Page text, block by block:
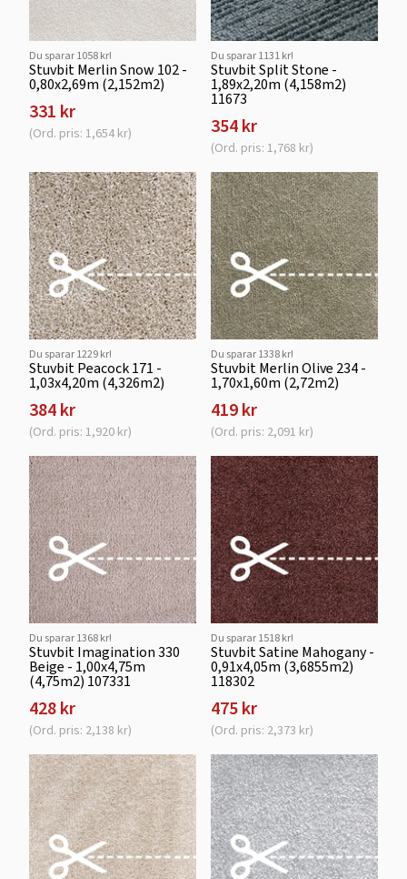
Du sparar 1058 kr!
Stuvbit Merlin Snow 102 -
0,80x2,69m (2,152m2)
331 kr
(Ord. pris: 1,654 kr)
Du sparar 1131 kr!
Stuvbit Split Stone -
1,89x2,20m (4,158m2)
11673
354 kr
(Ord. pris: 1,768 kr)
Du sparar 1229 kr!
Stuvbit Peacock 171 -
1,03x4,20m (4,326m2)
384 kr
(Ord. pris: 1,920 kr)
Du sparar 1338 kr!
Stuvbit Merlin Olive 234 -
1,70x1,60m (2,72m2)
419 kr
(Ord. pris: 2,091 kr)
Du sparar 1368 kr!
Stuvbit Imagination 330
Beige - 1,00x4,75m
(4,75m2) 107331
428 kr
(Ord. pris: 2,138 kr)
Du sparar 1518 kr!
Stuvbit Satine Mahogany -
0,91x4,05m (3,6855m2)
118302
475 kr
(Ord. pris: 2,373 kr)